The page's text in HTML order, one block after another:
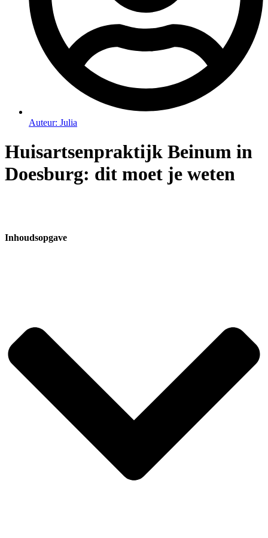
Auteur: Julia
Huisartsenpraktijk Beinum in
Doesburg: dit moet je weten
Inhoudsopgave